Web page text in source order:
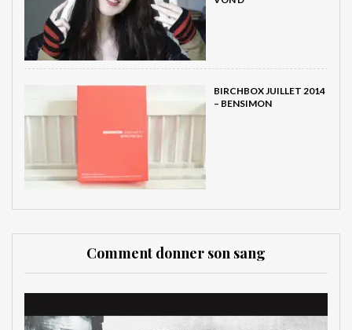
BIRCHBOX JUILLET 2014
– BENSIMON
Comment donner son sang